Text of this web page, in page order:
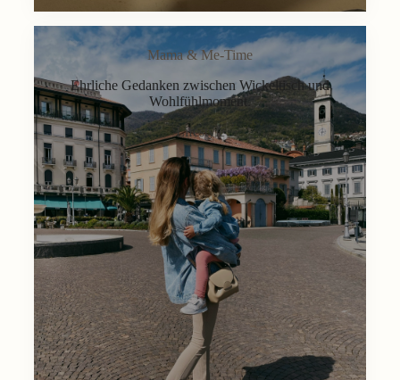
Mama & Me-Time
Ehrliche Gedanken zwischen Wickeltisch und
Wohlfühlmoment.
Lifestyle